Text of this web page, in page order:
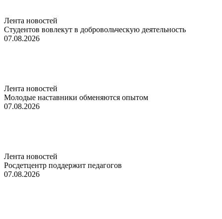
Лента новостей
Студентов вовлекут в добровольческую деятельность
07.08.2026
Лента новостей
Молодые наставники обменяются опытом
07.08.2026
Лента новостей
Росдетцентр поддержит педагогов
07.08.2026